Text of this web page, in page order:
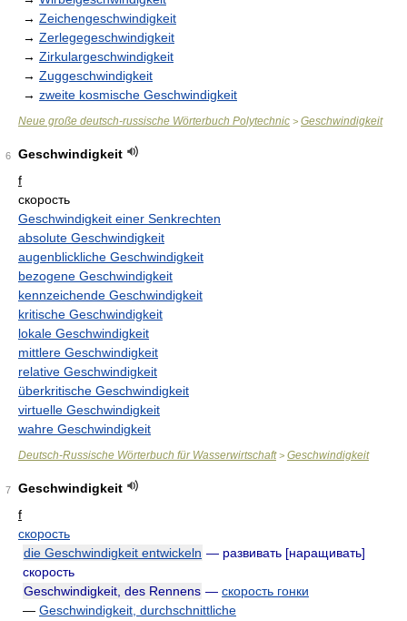
→ Zeichengeschwindigkeit
→ Zerlegegeschwindigkeit
→ Zirkulargeschwindigkeit
→ Zuggeschwindigkeit
→ zweite kosmische Geschwindigkeit
Neue große deutsch-russische Wörterbuch Polytechnic > Geschwindigkeit
6
Geschwindigkeit
f
скорость
Geschwindigkeit einer Senkrechten
absolute Geschwindigkeit
augenblickliche Geschwindigkeit
bezogene Geschwindigkeit
kennzeichende Geschwindigkeit
kritische Geschwindigkeit
lokale Geschwindigkeit
mittlere Geschwindigkeit
relative Geschwindigkeit
überkritische Geschwindigkeit
virtuelle Geschwindigkeit
wahre Geschwindigkeit
Deutsch-Russische Wörterbuch für Wasserwirtschaft> Geschwindigkeit
7
Geschwindigkeit
f
скорость
die Geschwindigkeit entwickeln — развивать [наращивать]
скорость
Geschwindigkeit, des Rennens — скорость гонки
— Geschwindigkeit, durchschnittliche